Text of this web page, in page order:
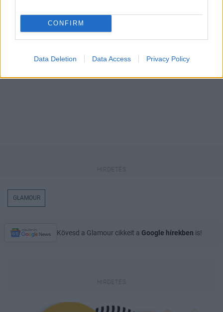
CONFIRM
Data Deletion Data Access Privacy Policy
Itt állíthatod be, hogy a Google
GLAMOUR
Kövesd a Glamour cikkeit a Google hírekben is!